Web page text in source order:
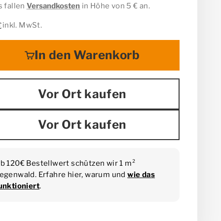
fallenVersandkosten in Höhe von 5 € an.
inkl. MwSt.
In den Warenkorb
Vor Ort kaufen
Vor Ort kaufen
120€ Bestellwert schützen wir 1 m²
Erfahre hier, warum undwie das
.